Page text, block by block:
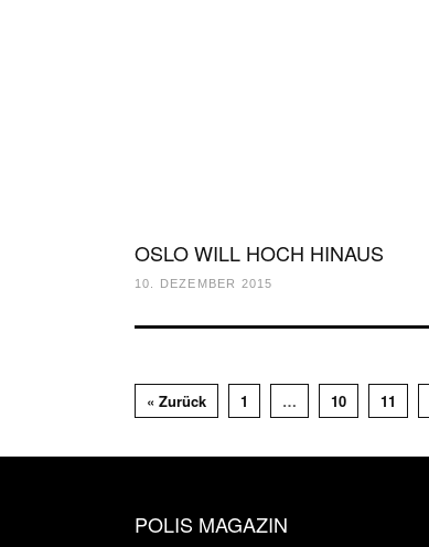
OSLO WILL HOCH HINAUS
10. DEZEMBER 2015
« Zurück 1 … 10 11
POLIS MAGAZIN